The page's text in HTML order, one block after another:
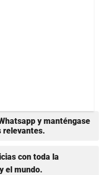
y manténgase
relevantes.
con toda la
el mundo.